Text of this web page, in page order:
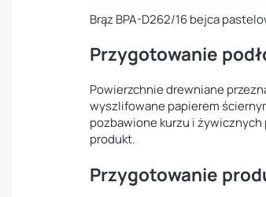
Brąz BPA-D262/16 bejca
Przygotowanie
Powierzchnie drewniane
wyszlifowane papierem
pozbawione kurzu i
produkt.
Przygotowanie